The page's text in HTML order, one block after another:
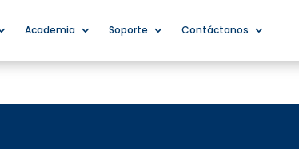
Academia Soporte Contáctanos